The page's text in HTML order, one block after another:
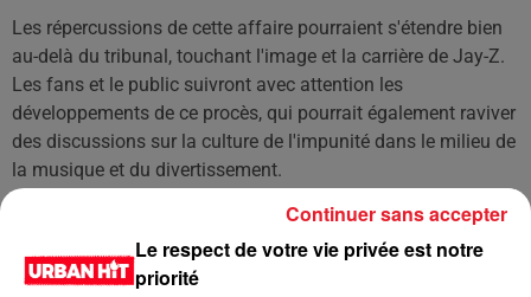
Les répercussions de cette affaire pourraient s'étendre bien
au-delà du tribunal, touchant l'image et la carrière de Jay-Z.
Les fans et le public suivront avec attention les
développements de ce procès, qui pourrait également raviver
des discussions sur la culture de l'impunité dans le milieu de
la musique et du divertissement.
À l'heure actuelle, ni Jay-Z ni Diddy n'ont fait de déclaration
officielle concernant ces allégations. Leurs représentants
n'ont pas non plus commenté la situation. Cependant, l'écho
Le respect de votre vie privée est notre
priorité
Continuer sans accepter